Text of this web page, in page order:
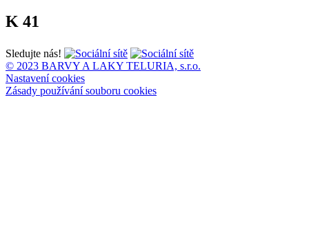
K 41
Sledujte nás!
© 2023 BARVY A LAKY TELURIA, s.r.o.
Nastavení cookies
Zásady používání souboru cookies